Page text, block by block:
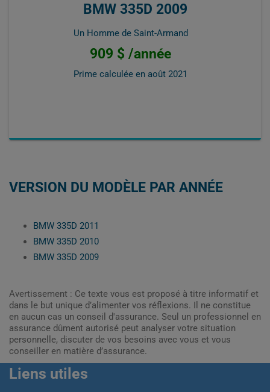
BMW 335D 2009
Un Homme de Saint-Armand
909 $ /année
Prime calculée en août 2021
VERSION DU MODÈLE PAR ANNÉE
BMW 335D 2011
BMW 335D 2010
BMW 335D 2009
Avertissement : Ce texte vous est proposé à titre informatif et
dans le but unique d’alimenter vos réflexions. Il ne constitue
en aucun cas un conseil d'assurance. Seul un professionnel en
assurance dûment autorisé peut analyser votre situation
personnelle, discuter de vos besoins avec vous et vous
conseiller en matière d’assurance.
Liens utiles